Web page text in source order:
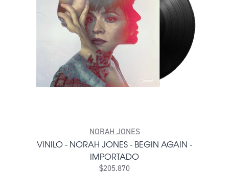
NORAH JONES
VINILO - NORAH JONES - BEGIN AGAIN -
IMPORTADO
$205.870